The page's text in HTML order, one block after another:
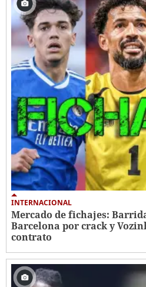
INTERNACIONAL
Mercado de fichajes:
Barcelona por crack y
contrato